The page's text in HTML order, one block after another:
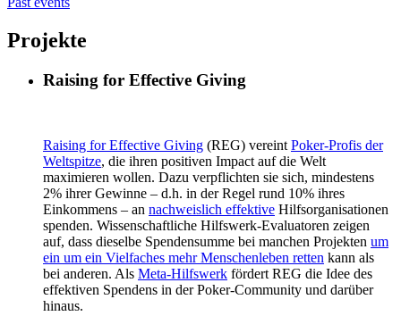
Projekte
Raising for Effective Giving
Raising for Effective Giving (REG) vereint Poker-Profis der
Weltspitze, die ihren positiven Impact auf die Welt
maximieren wollen. Dazu verpflichten sie sich, mindestens
2% ihrer Gewinne – d.h. in der Regel rund 10% ihres
Einkommens – an nachweislich effektive Hilfsorganisationen
spenden. Wissenschaftliche Hilfswerk-Evaluatoren zeigen
auf, dass dieselbe Spendensumme bei manchen Projekten um
ein um ein Vielfaches mehr Menschenleben retten kann als
bei anderen. Als Meta-Hilfswerk fördert REG die Idee des
effektiven Spendens in der Poker-Community und darüber
hinaus.